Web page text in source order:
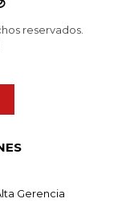
reservados.
Gerencia